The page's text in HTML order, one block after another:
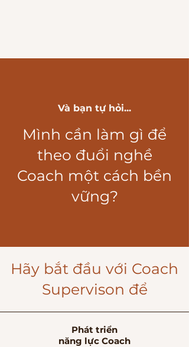
Và bạn tự hỏi...
Mình cần làm gì để
theo đuổi nghề
Coach một cách bền
vững?
Hãy bắt đầu với Coach
Supervison để
Phát triển
năng lực Coach